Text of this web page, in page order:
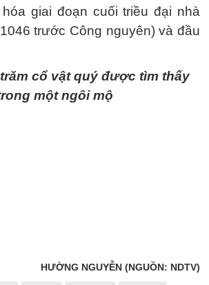
giai đoạn cuối triều đại nhà
trước Công nguyên) và đầu
cổ vật quý được tìm thấy
một ngôi mộ
HƯỜNG NGUYỄN (NGUỒN: NDTV)